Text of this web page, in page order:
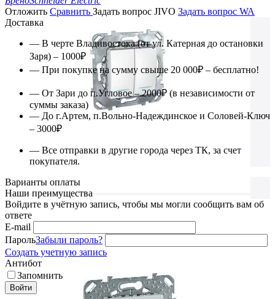
Отложить Сравнить Задать вопрос JIVO Задать вопрос WA
Доставка
— В черте Владивостока (от ул. Катерная до остановки
Заря) – 1000₽
— При покупке на сумму свыше 20 000₽ – бесплатно!
— От Зари до п.Угловое – 2000₽ (в независимости от
суммы заказа)
— До г.Артем, п.Вольно-Надеждинское и Соловей-Ключ
– 3000₽
— Все отправки в другие города через ТК, за счет
покупателя.
Варианты оплаты
Наши преимущества
Войдите в учётную запись, чтобы мы могли сообщить вам об
ответе
E-mail
ПарольЗабыли пароль?
Создать учетную запись
Антибот
Запомнить
Войти